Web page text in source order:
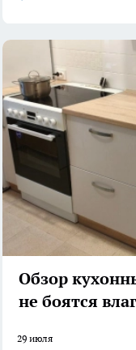
Обзор
не боятся
29 июля